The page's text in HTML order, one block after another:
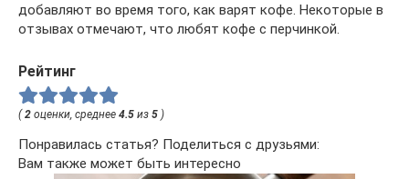
добавляют во время того, как варят кофе. Некоторые в
отзывах отмечают, что любят кофе с перчинкой.
Рейтинг
(2 оценки, среднее 4.5 из 5 )
Понравилась статья? Поделиться с друзьями:
Вам также может быть интересно